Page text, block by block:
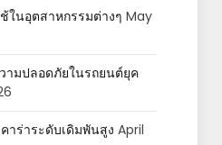
ในอุตสาหกรรมต่างๆ May
ามปลอดภัยในรถยนต์ยุค
ร่าระดับเดิมพันสูง April